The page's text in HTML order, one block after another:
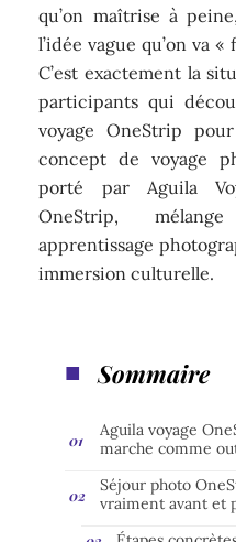
qu’on maîtrise à
l’idée vague qu’on va
C’est exactement la
participants qui
voyage OneStrip
concept de voyage
porté par Aguila
OneStrip,
apprentissage
immersion culturelle.
Sommaire
Aguila voyage
marche comme
Séjour photo
vraiment avant et